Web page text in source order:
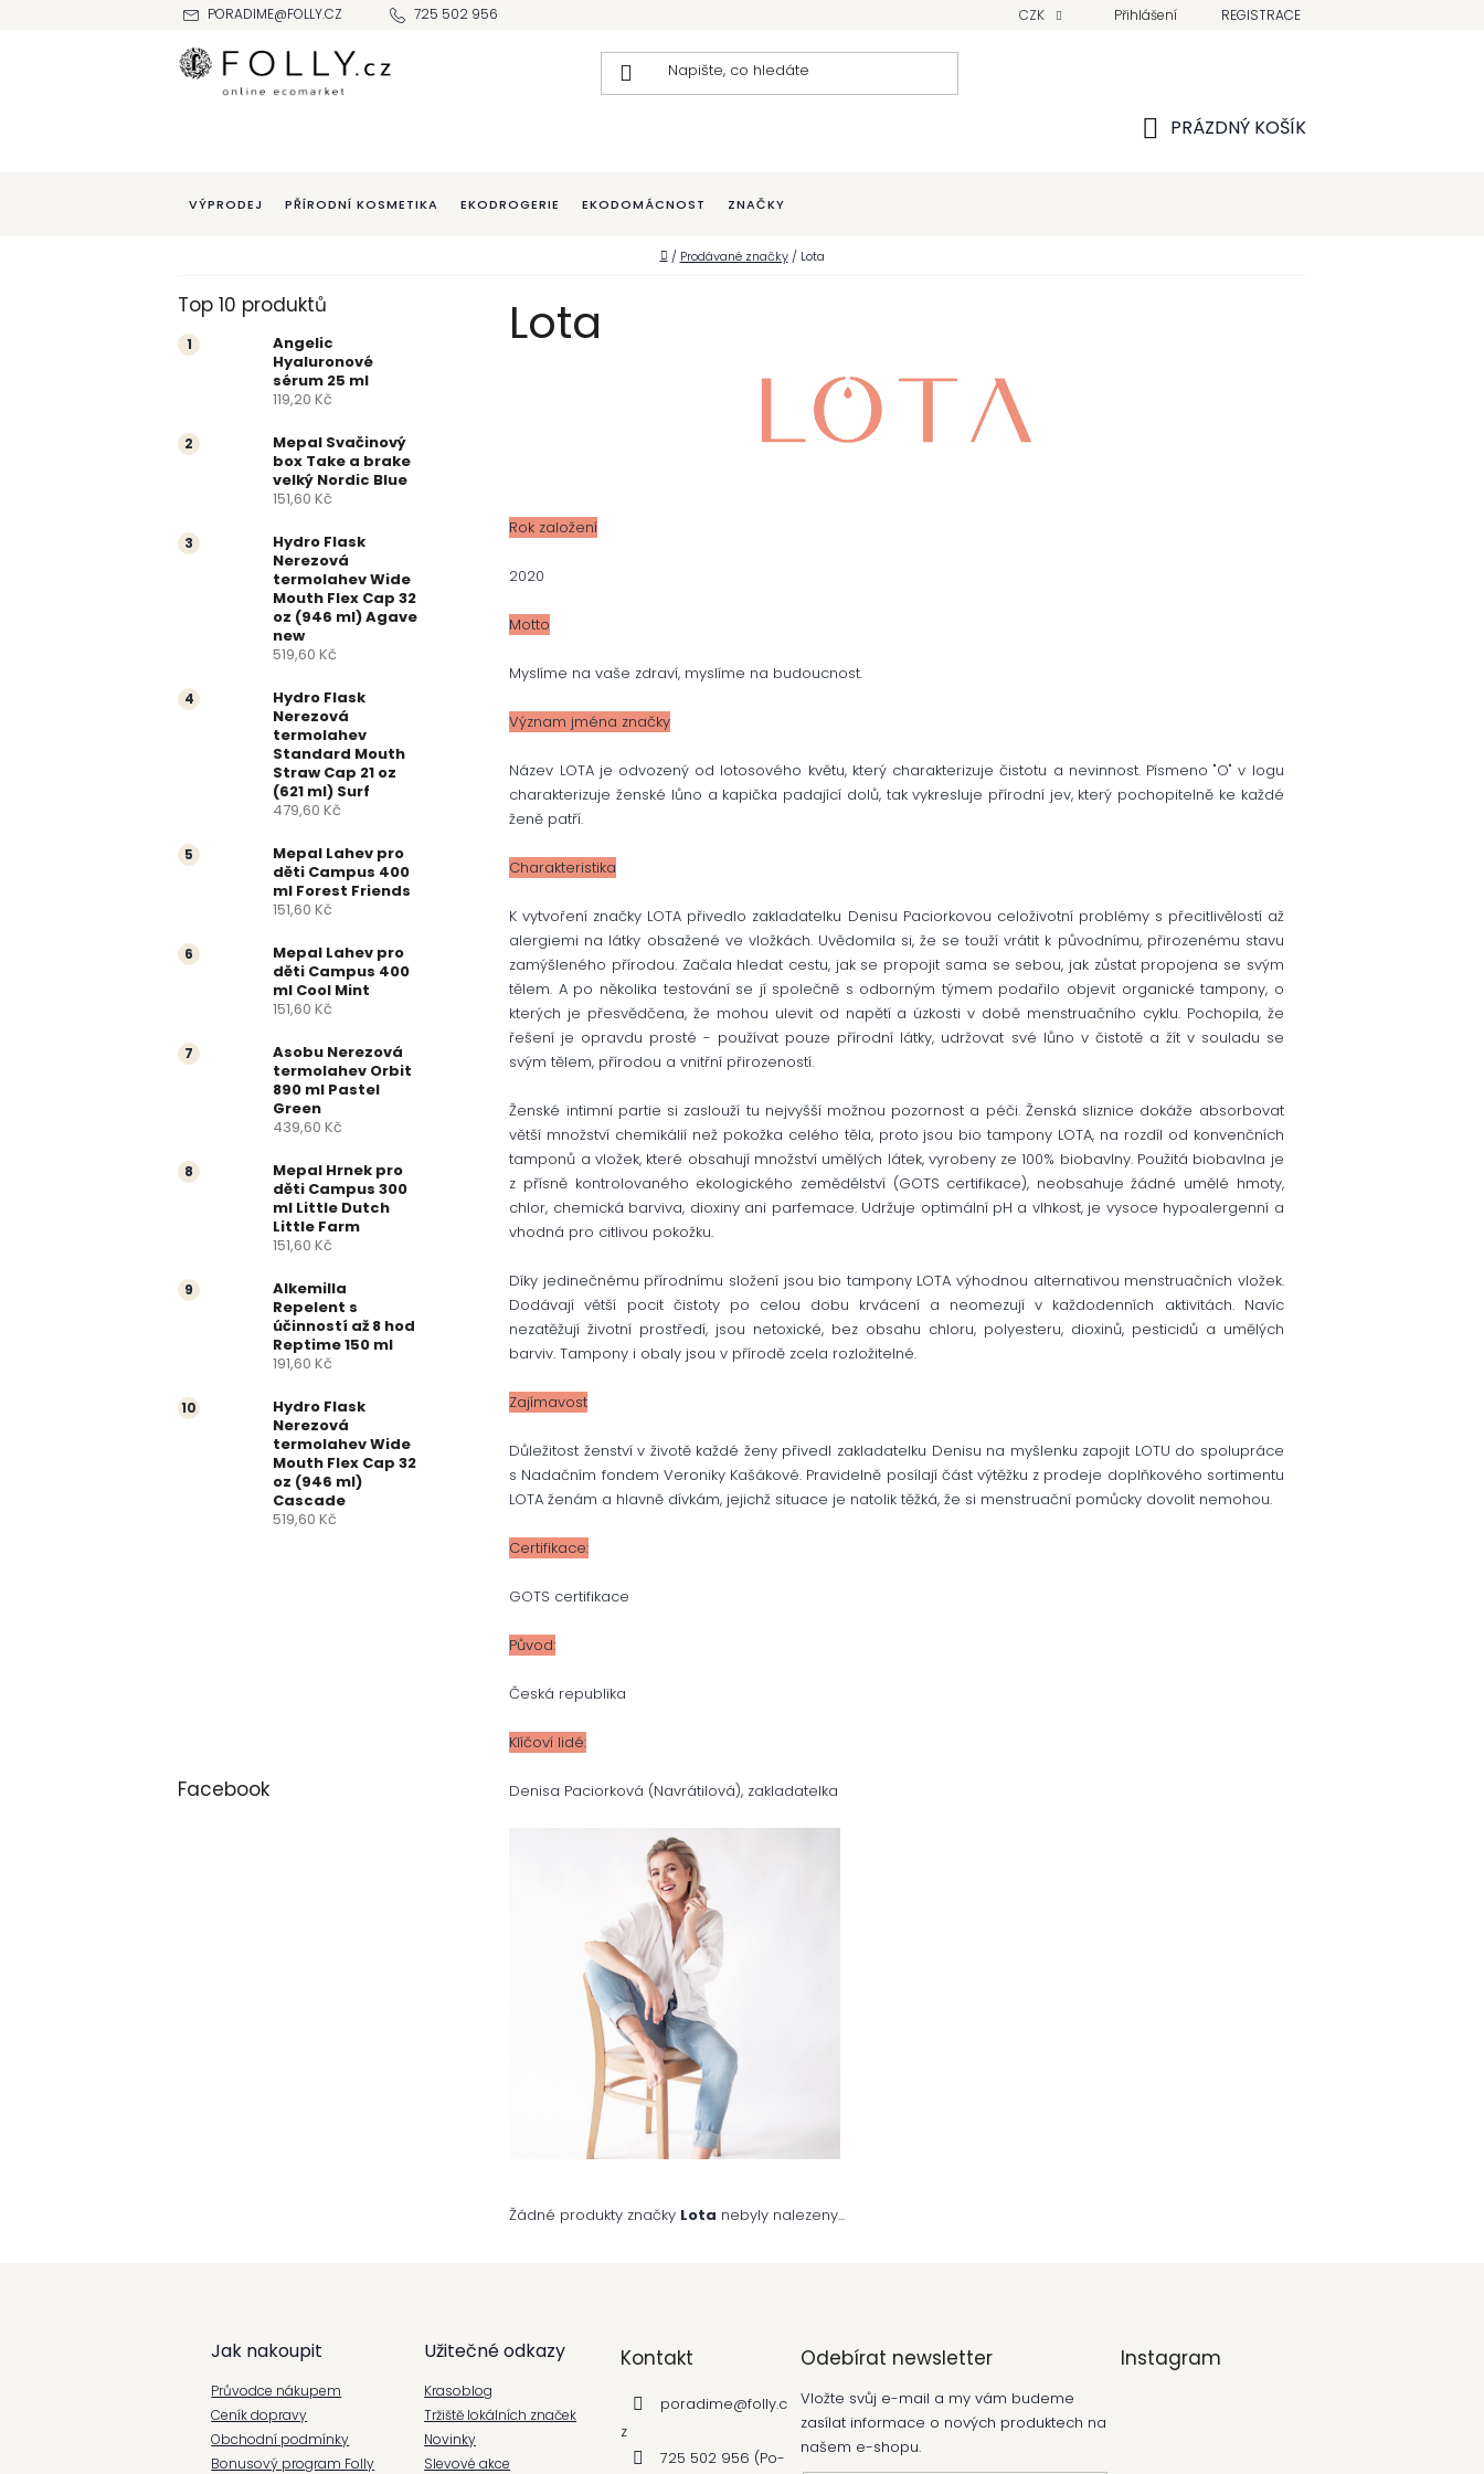
PORADIME@FOLLY.CZ 725 502 956 CZK Přihlášení REGISTRACE
PRÁZDNÝ KOŠÍK
VÝPRODEJ PŘÍRODNÍ KOSMETIKA EKODROGERIE EKODOMÁCNOST ZNAČKY
Domů
/ Prodávané značky / Lota
P
o
t
a
p
e
Top 10 produktů
Angelic
Hyaluronové
sérum 25 ml
119,20 Kč
Mepal Svačinový
box Take a brake
velký Nordic Blue
151,60 Kč
Hydro Flask
Nerezová
termolahev Wide
Mouth Flex Cap 32
oz (946 ml) Agave
new
519,60 Kč
Hydro Flask
Nerezová
termolahev
Standard Mouth
Straw Cap 21 oz
(621 ml) Surf
479,60 Kč
Mepal Lahev pro
děti Campus 400
ml Forest Friends
151,60 Kč
Mepal Lahev pro
děti Campus 400
ml Cool Mint
151,60 Kč
Asobu Nerezová
termolahev Orbit
890 ml Pastel
Green
439,60 Kč
Mepal Hrnek pro
děti Campus 300
ml Little Dutch
Little Farm
151,60 Kč
Alkemilla
Repelent s
účinností až 8 hod
Reptime 150 ml
191,60 Kč
Hydro Flask
Nerezová
termolahev Wide
Mouth Flex Cap 32
oz (946 ml)
Cascade
519,60 Kč
Facebook
Lota
Rok založení
2020
Motto
Myslíme na vaše zdraví, myslíme na budoucnost.
Význam jména značky
Název LOTA je odvozený od lotosového květu, který charakterizuje čistotu a nevinnost. Písmeno "O" v logu
charakterizuje ženské lůno a kapička padající dolů, tak vykresluje přírodní jev, který pochopitelně ke každé
ženě patří.
Charakteristika
K vytvoření značky LOTA přivedlo zakladatelku Denisu Paciorkovou celoživotní problémy s přecitlivělostí až
alergiemi na látky obsažené ve vložkách. Uvědomila si, že se touží vrátit k původnímu, přirozenému stavu
zamýšleného přírodou. Začala hledat cestu, jak se propojit sama se sebou, jak zůstat propojena se svým
tělem. A po několika testování se jí společně s odborným týmem podařilo objevit organické tampony, o
kterých je přesvědčena, že mohou ulevit od napětí a úzkosti v době menstruačního cyklu. Pochopila, že
řešení je opravdu prosté - používat pouze přírodní látky, udržovat své lůno v čistotě a žít v souladu se
svým tělem, přírodou a vnitřní přirozeností.
Ženské intimní partie si zaslouží tu nejvyšší možnou pozornost a péči. Ženská sliznice dokáže absorbovat
větší množství chemikálií než pokožka celého těla, proto jsou bio tampony LOTA, na rozdíl od konvenčních
tamponů a vložek, které obsahují množství umělých látek, vyrobeny ze 100% biobavlny. Použitá biobavlna je
z přísně kontrolovaného ekologického zemědělství (GOTS certifikace), neobsahuje žádné umělé hmoty,
chlor, chemická barviva, dioxiny ani parfemace. Udržuje optimální pH a vlhkost, je vysoce hypoalergenní a
vhodná pro citlivou pokožku.
Díky jedinečnému přírodnímu složení jsou bio tampony LOTA výhodnou alternativou menstruačních vložek.
Dodávají větší pocit čistoty po celou dobu krvácení a neomezují v každodenních aktivitách. Navíc
nezatěžují životní prostředí, jsou netoxické, bez obsahu chloru, polyesteru, dioxinů, pesticidů a umělých
barviv. Tampony i obaly jsou v přírodě zcela rozložitelné.
Zajímavost
Důležitost ženství v životě každé ženy přivedl zakladatelku Denisu na myšlenku zapojit LOTU do spolupráce
s Nadačním fondem Veroniky Kašákové. Pravidelně posílají část výtěžku z prodeje doplňkového sortimentu
LOTA ženám a hlavně dívkám, jejichž situace je natolik těžká, že si menstruační pomůcky dovolit nemohou.
Certifikace:
GOTS certifikace
Původ:
Česká republika
Klíčoví lidé:
Denisa Paciorková (Navrátilová), zakladatelka
Žádné produkty značky Lota nebyly nalezeny...
Jak nakoupit
Průvodce nákupem
Ceník dopravy
Obchodní podmínky
Bonusový program Folly
Užitečné odkazy
Krasoblog
Tržiště lokálních značek
Novinky
Slevové akce
Kontakt
poradime@folly.c
z
725 502 956 (Po-
Odebírat newsletter
Vložte svůj e-mail a my vám budeme
zasílat informace o nových produktech na
našem e-shopu.
Instagram